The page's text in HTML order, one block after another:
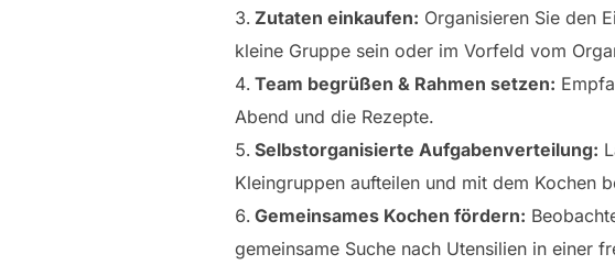
Zutaten einkaufen: Organisieren Sie den
kleine Gruppe sein oder im Vorfeld vom
Team begrüßen & Rahmen setzen:
Abend und die Rezepte.
Selbstorganisierte Aufgabenverteilung:
Kleingruppen aufteilen und mit dem Kochen
Gemeinsames Kochen fördern:
gemeinsame Suche nach Utensilien in einer